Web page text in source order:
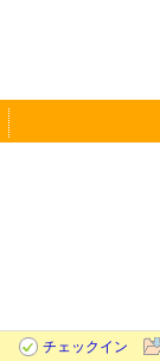
チェックイン